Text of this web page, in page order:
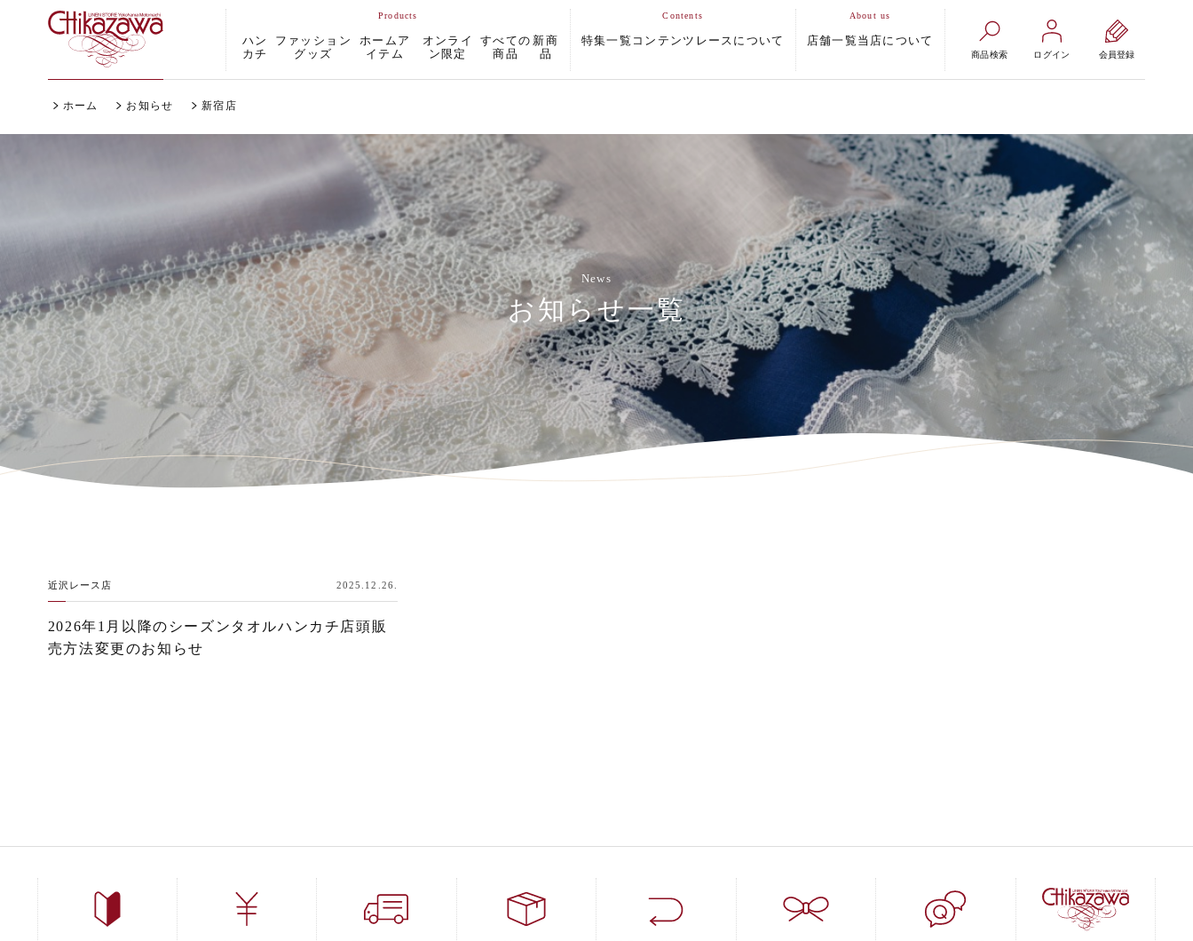
ハン
カチ
ファッション
グッズ
ホームア
イテム
オンライ
ン限定
すべての
商品
新商
品
特集一覧 コンテンツ レースについて 店舗一覧 当店について
商品検索 ログイン 会員登録
ホーム お知らせ 新宿店
News
お知らせ一覧
近沢レース店 2025.12.26.
2026年1月以降のシーズンタオルハンカチ店頭販
売方法変更のお知らせ